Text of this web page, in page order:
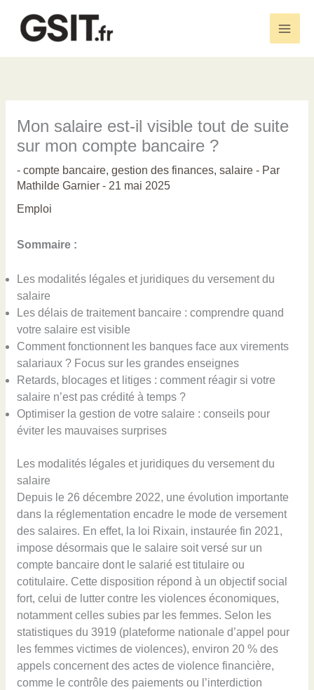
contenu
Main
Mon salaire est-il visible tout de suite
sur mon compte bancaire ?
- compte bancaire, gestion des finances, salaire- Par
Mathilde Garnier - 21 mai 2025
Emploi
Sommaire :
Les modalités légales et juridiques du versement du
salaire
Les délais de traitement bancaire : comprendre quand
votre salaire est visible
Comment fonctionnent les banques face aux virements
salariaux ? Focus sur les grandes enseignes
Retards, blocages et litiges : comment réagir si votre
salaire n’est pas crédité à temps ?
Optimiser la gestion de votre salaire : conseils pour
éviter les mauvaises surprises
Les modalités légales et juridiques du versement du
salaire
Depuis le 26 décembre 2022, une évolution importante
dans la réglementation encadre le mode de versement
des salaires. En effet, la loi Rixain, instaurée fin 2021,
impose désormais que le salaire soit versé sur un
compte bancaire dont le salarié est titulaire ou
cotitulaire. Cette disposition répond à un objectif social
fort, celui de lutter contre les violences économiques,
notamment celles subies par les femmes. Selon les
statistiques du 3919 (plateforme nationale d’appel pour
les femmes victimes de violences), environ 20 % des
appels concernent des actes de violence financière,
comme le contrôle des paiements ou l’interdiction